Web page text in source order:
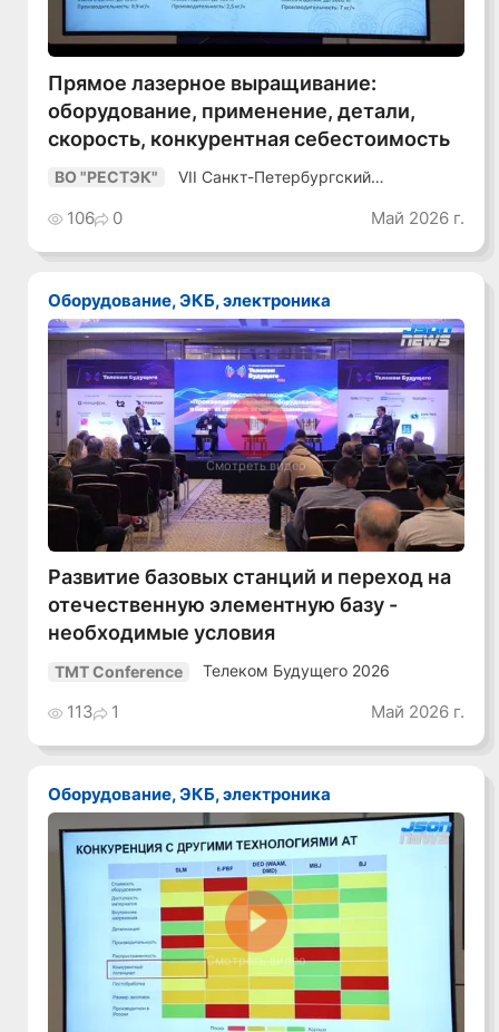
Прямое лазерное выращивание:
оборудование, применение, детали,
скорость, конкурентная себестоимость
ВО "РЕСТЭК"
VII Санкт-Петербургский
106 0 Май 2026 г.
Оборудование, ЭКБ, электроника
Смотреть видео
Развитие базовых станций и переход на
отечественную элементную базу -
необходимые условия
TMT Conference Телеком Будущего 2026
113 1 Май 2026 г.
Оборудование, ЭКБ, электроника
Смотреть видео